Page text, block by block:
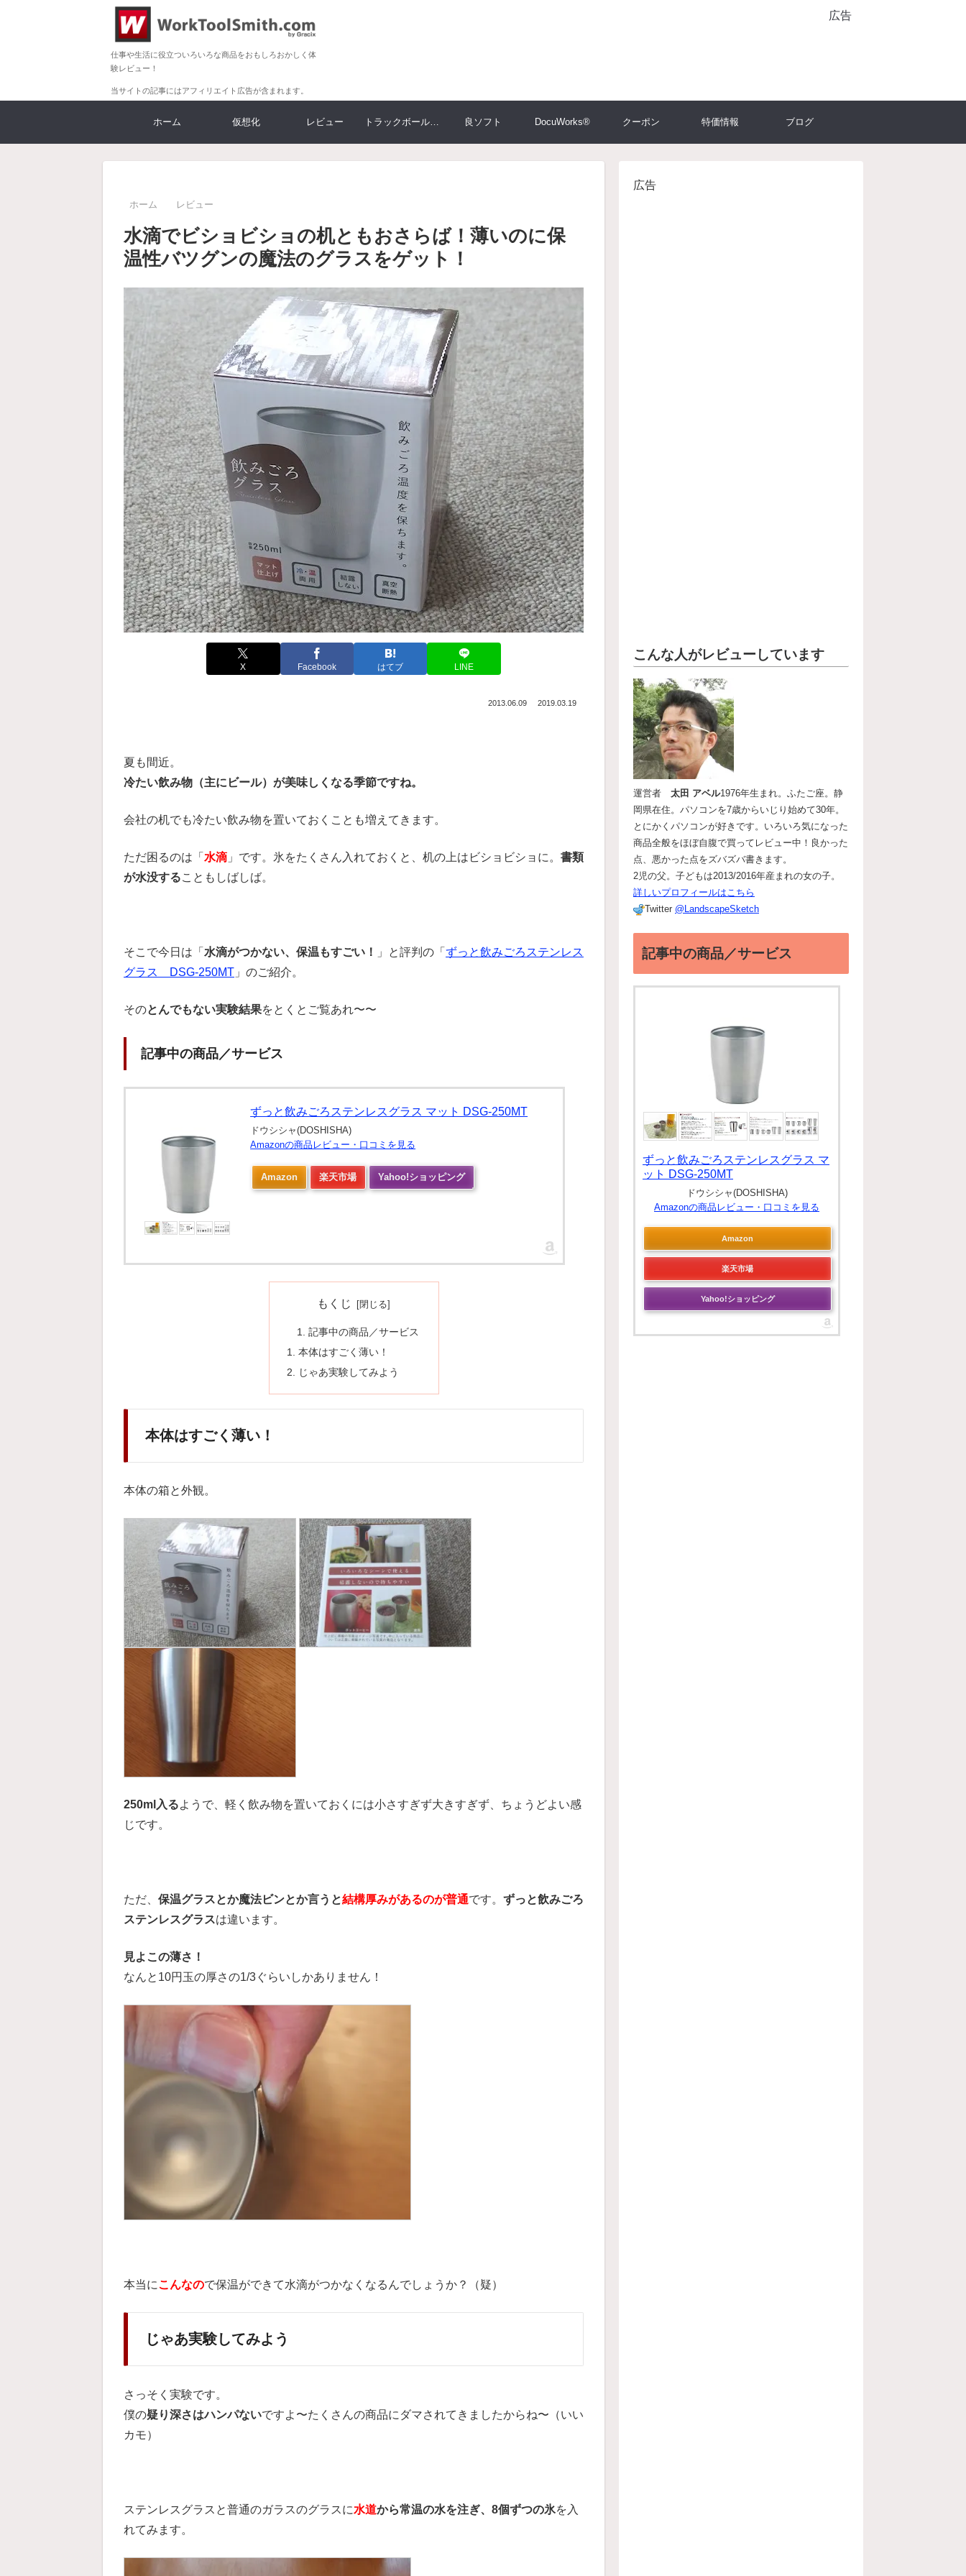
仕事や生活に役立ついろいろな商品をおもしろおかしく体
験レビュー！
当サイトの記事にはアフィリエイト広告が含まれます。
広告
ホーム 仮想化 レビュー トラックボール大比較 良ソフト DocuWorks® クーポン 特価情報 ブログ
ホーム レビュー
水滴でビショビショの机ともおさらば！薄いのに保
温性バツグンの魔法のグラスをゲット！
X Facebook はてブ LINE
2013.06.09 2019.03.19
夏も間近。
冷たい飲み物（主にビール）が美味しくなる季節ですね。
会社の机でも冷たい飲み物を置いておくことも増えてきます。
ただ困るのは「 水滴 」です。氷をたくさん入れておくと、机の上はビショビショに。 書類
が水没することもしばしば。
そこで今日は「 水滴がつかない、保温もすごい！ 」と評判の「 ずっと飲みごろステンレス
グラス DSG-250MT 」のご紹介。
そのとんでもない実験結果をとくとご覧あれ〜〜
記事中の商品／サービス
ずっと飲みごろステンレスグラス マット DSG-250MT
ドウシシャ(DOSHISHA)
Amazonの商品レビュー・口コミを見る
Amazon 楽天市場 Yahoo!ショッピング
もくじ
記事中の商品／サービス
本体はすごく薄い！
じゃあ実験してみよう
本体はすごく薄い！
本体の箱と外観。
250ml入るようで、軽く飲み物を置いておくには小さすぎず大きすぎず、ちょうどよい感
じです。
ただ、 保温グラスとか魔法ビンとか言うと結構厚みがあるのが普通です。 ずっと飲みごろ
ステンレスグラスは違います。
見よこの薄さ！
なんと10円玉の厚さの1/3ぐらいしかありません！
本当にこんなので保温ができて水滴がつかなくなるんでしょうか？（疑）
じゃあ実験してみよう
さっそく実験です。
僕の疑り深さはハンパないですよ〜たくさんの商品にダマされてきましたからね〜（いい
カモ）
ステンレスグラスと普通のガラスのグラスに水道から常温の水を注ぎ、8個ずつの氷を入
れてみます。
広告
こんな人がレビューしています
運営者 太田 アベル1976年生まれ。ふたご座。静
岡県在住。パソコンを7歳からいじり始めて30年。
とにかくパソコンが好きです。いろいろ気になった
商品全般をほぼ自腹で買ってレビュー中！良かった
点、悪かった点をズバズバ書きます。
2児の父。子どもは2013/2016年産まれの女の子。
詳しいプロフィールはこちら
Twitter @LandscapeSketch
記事中の商品／サービス
ずっと飲みごろステンレスグラス マ
ット DSG-250MT
ドウシシャ(DOSHISHA)
Amazonの商品レビュー・口コミを見る
Amazon
楽天市場
Yahoo!ショッピング